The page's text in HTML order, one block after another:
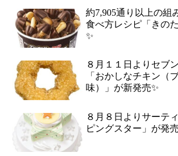
約7,905通り以上の組
食べ方レシピ「きの
✨
８月１１日よりセブ
「おかしなチキン（
味）」が新発売✨
８月８日よりサーテ
ピングスター」が発